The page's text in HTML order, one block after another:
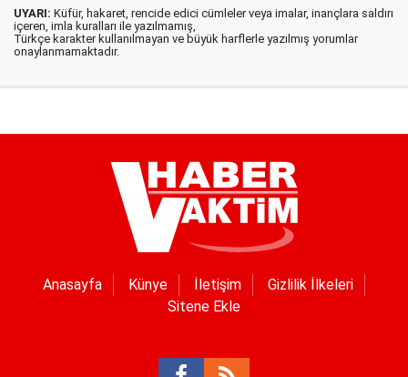
UYARI: Küfür, hakaret, rencide edici cümleler veya imalar, inançlara saldırı
içeren, imla kuralları ile yazılmamış,
Türkçe karakter kullanılmayan ve büyük harflerle yazılmış yorumlar
onaylanmamaktadır.
Anasayfa Künye İletişim
Gizlilik İlkeleri
Sitene Ekle